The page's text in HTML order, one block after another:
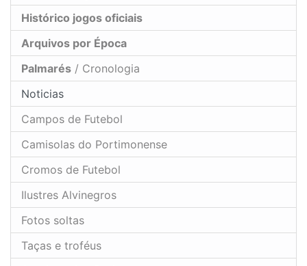
Histórico jogos oficiais
Arquivos por Época
Palmarés / Cronologia
Noticias
Campos de Futebol
Camisolas do Portimonense
Cromos de Futebol
Ilustres Alvinegros
Fotos soltas
Taças e troféus